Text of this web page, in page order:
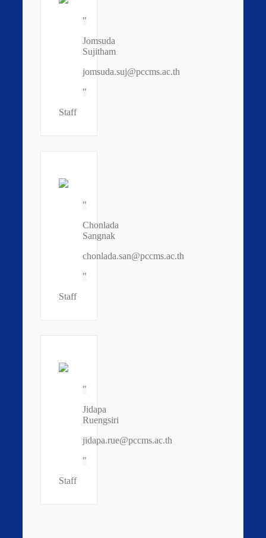
Jomsuda
Sujitham
jomsuda.suj@pccms.ac.th
Staff
Chonlada
Sangnak
chonlada.san@pccms.ac.th
Staff
Jidapa
Ruengsiri
jidapa.rue@pccms.ac.th
Staff